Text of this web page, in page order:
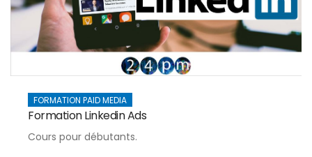
FORMATION PAID MEDIA
Formation Linkedin Ads
Cours pour débutants.